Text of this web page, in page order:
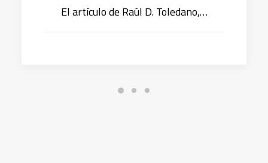
El artículo de Raúl D. Toledano,…